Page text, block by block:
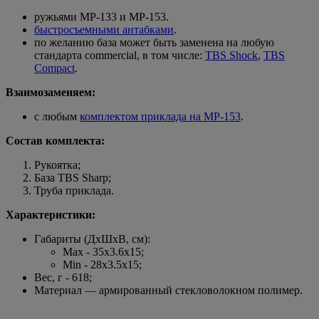
ружьями МР-133 и МР-153.
быстросъемными антабками.
по желанию база может быть заменена на любую
стандарта commercial, в том числе: TBS Shock, TBS
Compact.
Взаимозаменяем:
с любым комплектом приклада на МР-153.
Состав комплекта:
Рукоятка;
База TBS Sharp;
Труба приклада.
Характеристики:
Габариты (ДхШхВ, см):
Max - 35x3.6x15;
Min - 28x3.5x15;
Вес, г - 618;
Материал — армированный стекловолокном полимер.